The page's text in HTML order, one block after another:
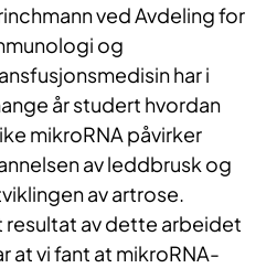
ved Avdeling for
og
har i
år studert hvordan
mikroRNA påvirker
av leddbrusk og
av artrose.
resultat av dette arbeidet
at vi fant at mikroRNA-